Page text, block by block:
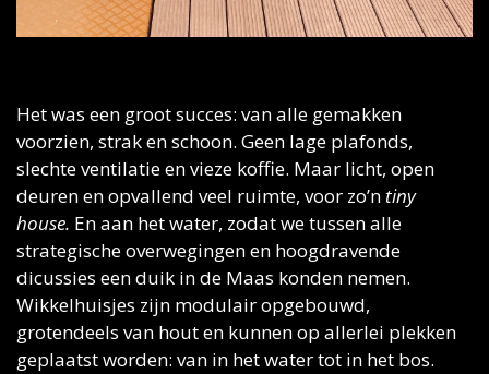
Het was een groot succes: van alle gemakken
voorzien, strak en schoon. Geen lage plafonds,
slechte ventilatie en vieze koffie. Maar licht, open
deuren en opvallend veel ruimte, voor zo’n tiny
house. En aan het water, zodat we tussen alle
strategische overwegingen en hoogdravende
dicussies een duik in de Maas konden nemen.
Wikkelhuisjes zijn modulair opgebouwd,
grotendeels van hout en kunnen op allerlei plekken
geplaatst worden: van in het water tot in het bos.